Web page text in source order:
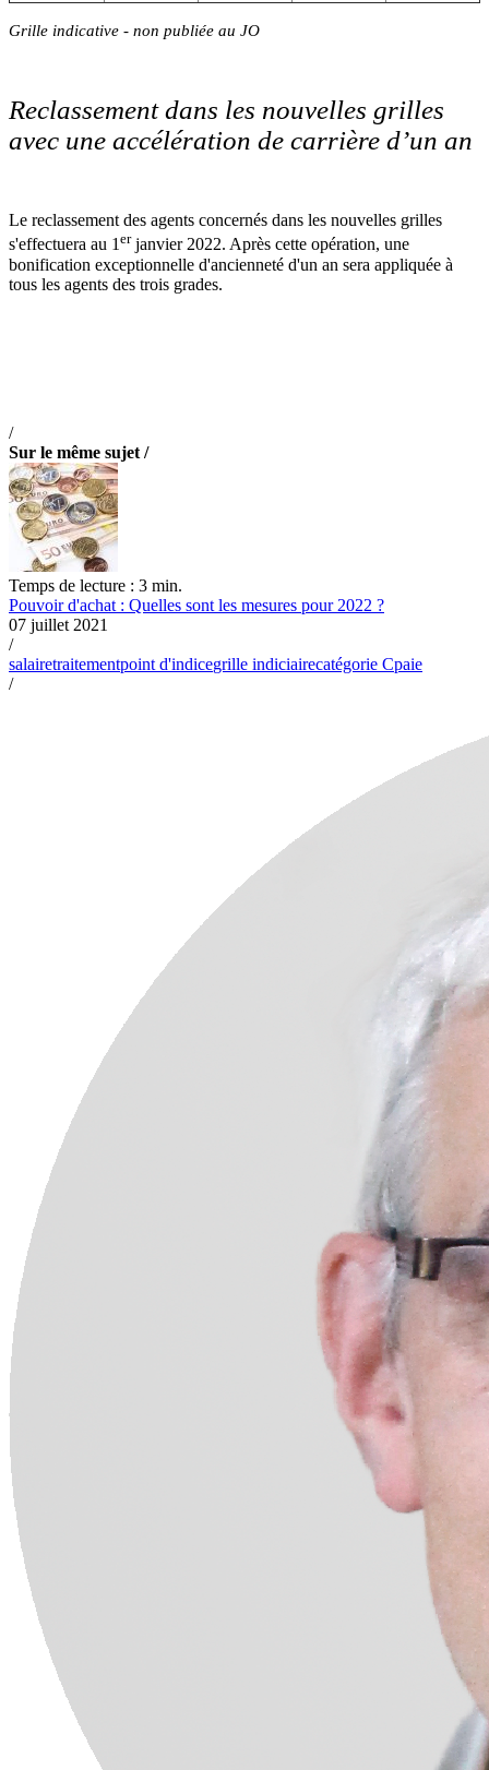
Grille indicative - non publiée au JO
Reclassement dans les nouvelles grilles
avec une accélération de carrière d’un an
Le reclassement des agents concernés dans les nouvelles grilles
s'effectuera au 1erjanvier 2022. Après cette opération, une
bonification exceptionnelle d'ancienneté d'un an sera appliquée à
tous les agents des trois grades.
/
Sur le même sujet /
Temps de lecture : 3 min.
Pouvoir d'achat : Quelles sont les mesures pour 2022 ?
07 juillet 2021
/
salairetraitementpoint d'indicegrille indiciairecatégorie Cpaie
/